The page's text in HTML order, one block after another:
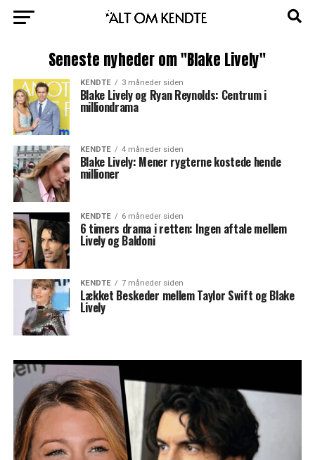
Seneste nyheder om "Blake Lively"
KENDTE 3 måneder siden
Blake Lively og Ryan Reynolds: Centrum i
milliondrama
KENDTE 4 måneder siden
Blake Lively: Mener rygterne kostede hende
millioner
KENDTE 6 måneder siden
6 timers drama i retten: Ingen aftale mellem
Lively og Baldoni
KENDTE 7 måneder siden
Lækket Beskeder mellem Taylor Swift og Blake
Lively